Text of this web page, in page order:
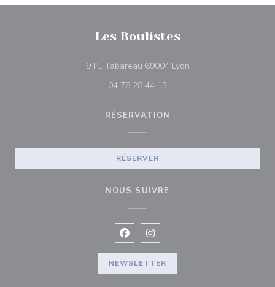
Les Boulistes
9 Pl. Tabareau 69004 Lyon((ouvre une nouvelle
04 78 28 44 13
RÉSERVATION
RÉSERVER
NOUS SUIVRE
Facebook ((ouvre une nouvelle
Instagram ((ouvre une
NEWSLETTER